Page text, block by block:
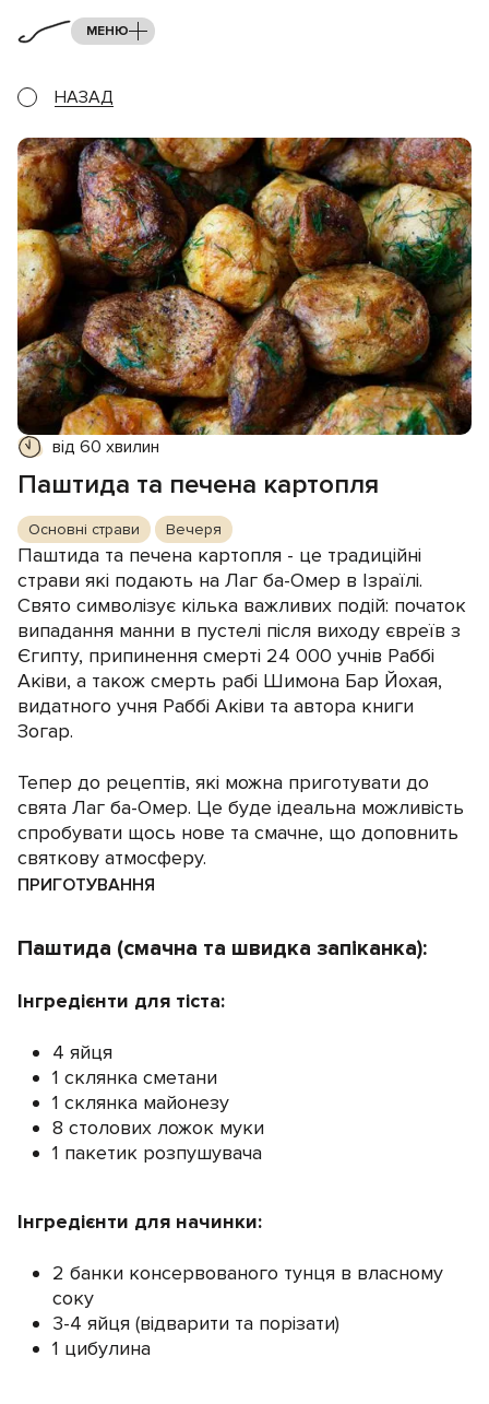
МЕНЮ
НАЗАД
від 60 хвилин
Паштида та печена картопля
Основні страви Вечеря
Паштида та печена картопля - це традиційні
страви які подають на Лаг ба-Омер в Ізраїлі.
Свято символізує кілька важливих подій: початок
випадання манни в пустелі після виходу євреїв з
Єгипту, припинення смерті 24 000 учнів Раббі
Аківи, а також смерть рабі Шимона Бар Йохая,
видатного учня Раббі Аківи та автора книги
Зогар.
Тепер до рецептів, які можна приготувати до
свята Лаг ба-Омер. Це буде ідеальна можливість
спробувати щось нове та смачне, що доповнить
святкову атмосферу.
ПРИГОТУВАННЯ
Паштида (смачна та швидка запіканка):
Інгредієнти для тіста:
4 яйця
1 склянка сметани
1 склянка майонезу
8 столових ложок муки
1 пакетик розпушувача
Інгредієнти для начинки:
2 банки консервованого тунця в власному
соку
3-4 яйця (відварити та порізати)
1 цибулина